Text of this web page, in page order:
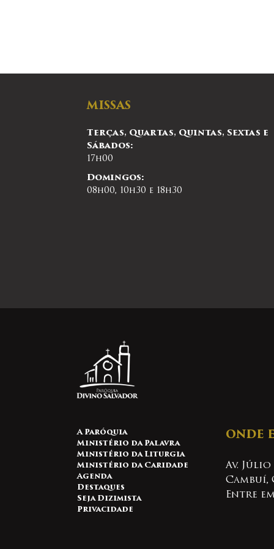
MISSAS
Terças, Quartas, Quintas, Sextas e
Sábados:
17h00
Domingos:
08h00, 10h30 e 18h30
A Paróquia
Ministério da Palavra
Ministério da Liturgia
Ministério da Caridade
Agenda
Destaques
Seja Dizimista
Privacidade
ONDE
Av. Júlio
Cambuí,
Entre